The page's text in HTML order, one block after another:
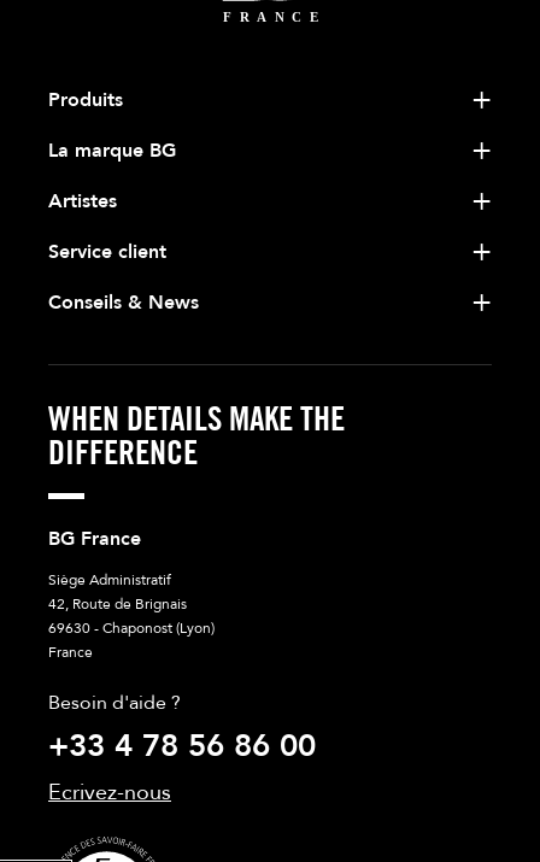
Produits
La marque BG
Artistes
Service client
Conseils & News
WHEN DETAILS MAKE THE
DIFFERENCE
BG France
Siège Administratif
42, Route de Brignais
69630 - Chaponost (Lyon)
France
Besoin d'aide ?
+33 4 78 56 86 00
Ecrivez-nous